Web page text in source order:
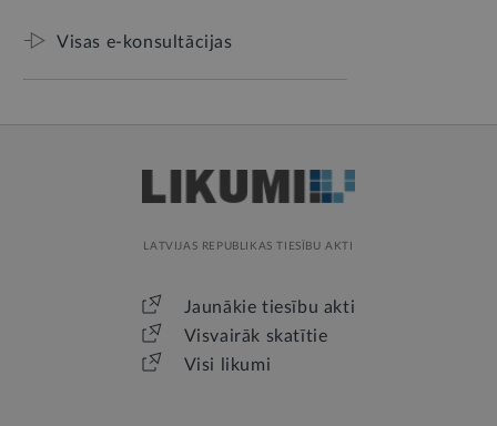
Visas e-konsultācijas
LATVIJAS REPUBLIKAS TIESĪBU AKTI
Jaunākie tiesību akti
Visvairāk skatītie
Visi likumi